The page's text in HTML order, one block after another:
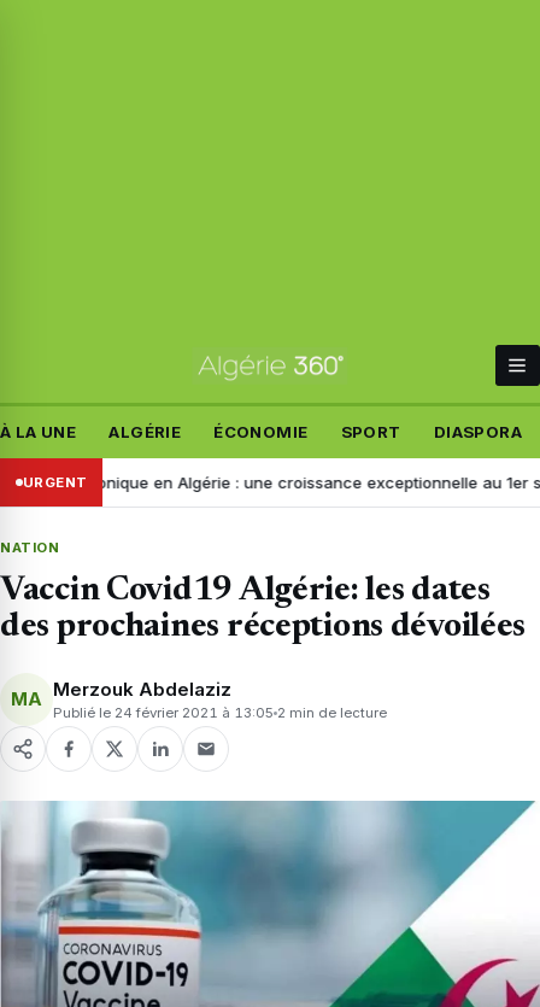
À LA UNE ALGÉRIE ÉCONOMIE SPORT DIASPORA
URGENT en Algérie : une croissance exceptionnelle au 1er
NATION
Vaccin Covid19 Algérie: les dates
des prochaines réceptions dévoilées
MA Merzouk Abdelaziz
Publié le 24 février 2021 à 13:05 2 min de lecture